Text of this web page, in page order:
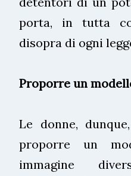
porta, in tutta
disopra di ogni
Proporre un
Le donne,
proporre un
immagine